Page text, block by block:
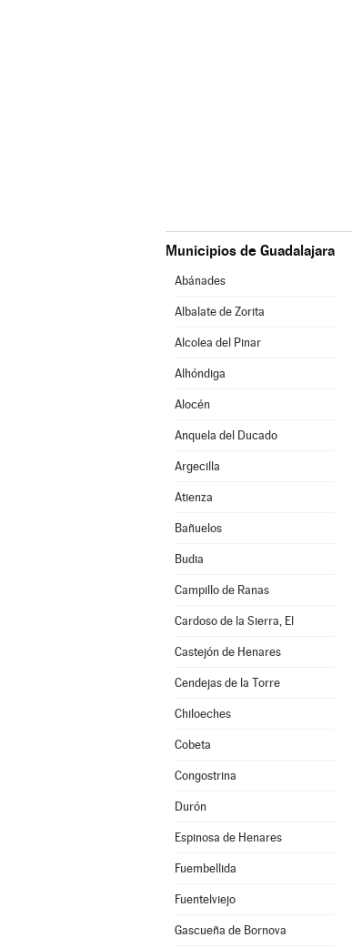
Municipios de Guadalajara
Abánades
Albalate de Zorita
Alcolea del Pinar
Alhóndiga
Alocén
Anquela del Ducado
Argecilla
Atienza
Bañuelos
Budia
Campillo de Ranas
Cardoso de la Sierra, El
Castejón de Henares
Cendejas de la Torre
Chiloeches
Cobeta
Congostrina
Durón
Espinosa de Henares
Fuembellida
Fuentelviejo
Gascueña de Bornova